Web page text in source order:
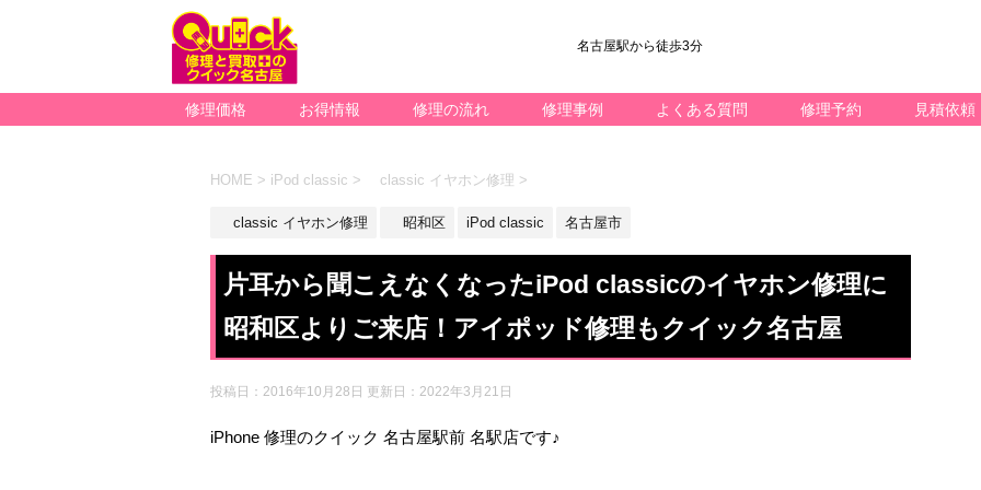
名古屋駅から徒歩3分
修理価格 お得情報 修理の流れ 修理事例 よくある質問 修理予約 見積依頼
HOME > iPod classic > classic イヤホン修理 >
classic イヤホン修理 昭和区 iPod classic 名古屋市
片耳から聞こえなくなったiPod classicのイヤホン修理に
昭和区よりご来店！アイポッド修理もクイック名古屋
投稿日：2016年10月28日 更新日： 2022年3月21日
iPhone 修理のクイック 名古屋駅前 名駅店です♪